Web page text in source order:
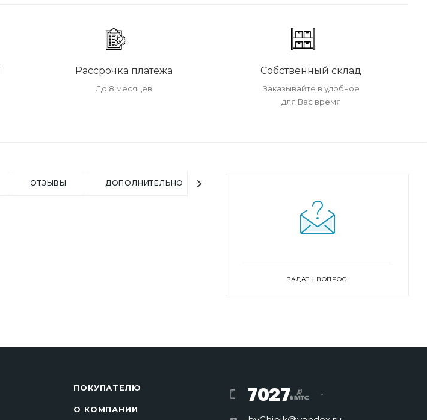
Рассрочка платежа
До 8 месяцев
Собственный склад
Заказывайте в удобное
для Вас время
ОТЗЫВЫ ДОПОЛНИТЕЛЬНО
ЗАДАТЬ ВОПРОС
ПОКУПАТЕЛЮ
О КОМПАНИИ
7027